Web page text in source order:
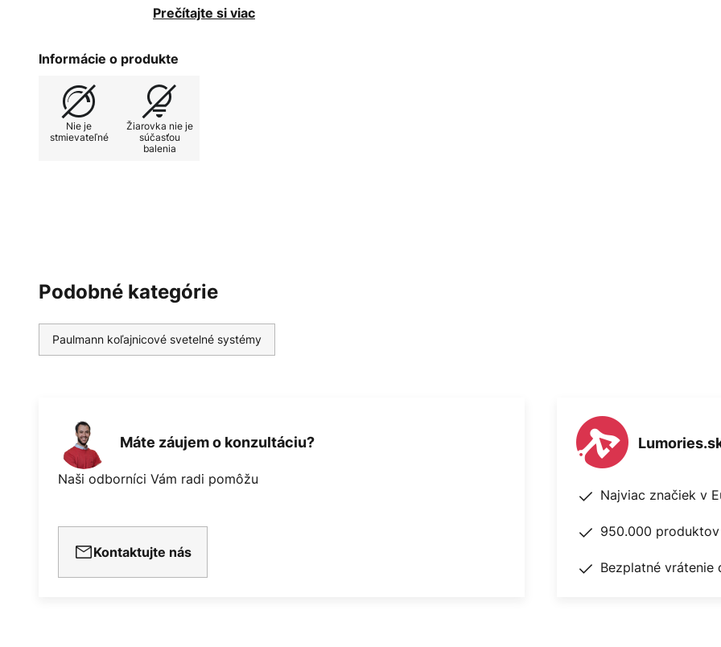
možno vložiť všetky štandardné reflektorové žiarovky PAR38 -
Prečítajte si viac
Informácie o produkte
Nie je
stmievateľné
Žiarovka nie je
súčasťou
balenia
Podobné kategórie
Paulmann koľajnicové svetelné systémy
Máte záujem o konzultáciu?
Naši odborníci Vám radi pomôžu
Kontaktujte nás
Najviac značiek v
950.000
Bezplatné vrátenie